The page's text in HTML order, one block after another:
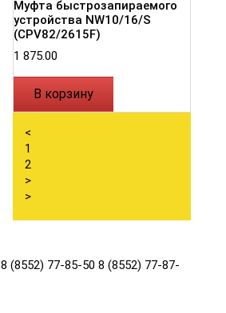
Муфта быстрозапираемого
устройства NW10/16/S
(СРV82/2615F)
1 875.00
В корзину
<
1
2
>
>
8 (8552) 77-85-50 8 (8552) 77-87-